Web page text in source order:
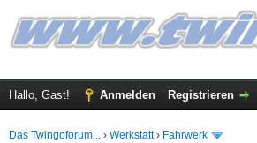
Hallo, Gast! Anmelden Registrieren
Das Twingoforum... › Werkstatt› Fahrwerk